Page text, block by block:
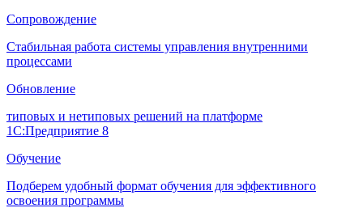
Сопровождение
Стабильная работа системы управления внутренними
процессами
Обновление
типовых и нетиповых решений на платформе
1С:Предприятие 8
Обучение
Подберем удобный формат обучения для эффективного
освоения программы